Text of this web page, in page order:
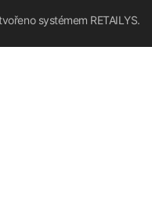
systémem RETAILYS.